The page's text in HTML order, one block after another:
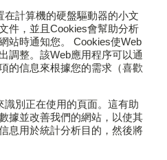
計算機的硬盤驅動器的小文
件，並且Cookies會幫助分析
站時通知您。 Cookies使Web
調整。該Web應用程序可以通
的信息來根據您的需求（喜歡
別正在使用的頁面。這有助
據並改善我們的網站，以使其
息用於統計分析目的，然後將